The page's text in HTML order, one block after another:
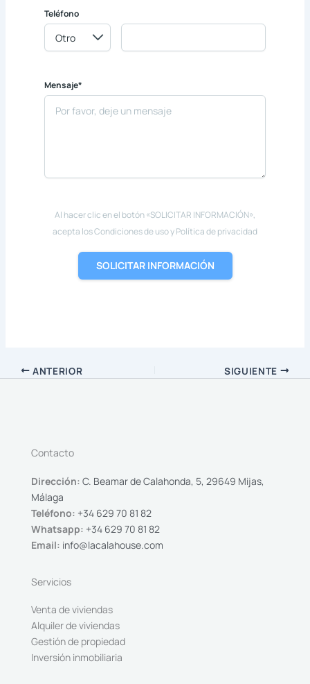
Teléfono
Mensaje*
Al hacer clic en el botón «SOLICITAR INFORMACIÓN»,
acepta los Condiciones de uso y Política de privacidad
SOLICITAR INFORMACIÓN
ANTERIOR SIGUIENTE
Contacto
Dirección: C. Beamar de Calahonda, 5, 29649 Mijas,
Málaga
Teléfono: +34 629 70 81 82
Whatsapp: +34 629 70 81 82
Email: info@lacalahouse.com
Servicios
Venta de viviendas
Alquiler de viviendas
Gestión de propiedad
Inversión inmobiliaria